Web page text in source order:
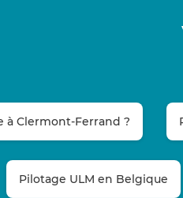
à Clermont-Ferrand ?
Pilotage ULM en Belgique